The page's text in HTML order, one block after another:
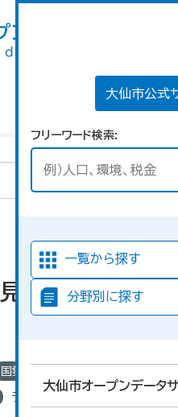
大仙市公式
フリーワード検索
一覧から探す
分野別に探す
大仙市オープンデータ
つかりませ
国勢調査
ライセンス: